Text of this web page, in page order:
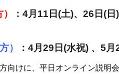
：4月11日(土)、26日(
）
：4月29日(水祝) 、5
向けに、平日オンライン説明